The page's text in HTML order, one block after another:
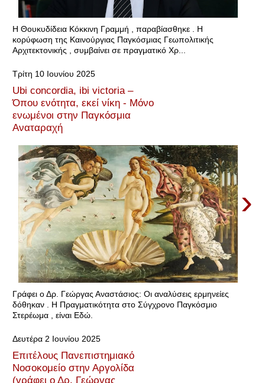
Η Θουκυδίδεια Κόκκινη Γραμμή , παραβίασθηκε . Η
κορύφωση της Καινούργιας Παγκόσμιας Γεωπολιτικής
Αρχιτεκτονικής , συμβαίνει σε πραγματικό Χρ...
Τρίτη 10 Ιουνίου 2025
Ubi concordia, ibi victoria –
Όπου ενότητα, εκεί νίκη - Μόνο
ενωμένοι στην Παγκόσμια
Αναταραχή
›
Γράφει ο Δρ. Γεώργας Αναστάσιος: Οι αναλύσεις ερμηνείες
δόθηκαν . Η Πραγματικότητα στο Σύγχρονο Παγκόσμιο
Στερέωμα , είναι Εδώ.
Δευτέρα 2 Ιουνίου 2025
Επιτέλους Πανεπιστημιακό
Νοσοκομείο στην Αργολίδα
(γράφει ο Δρ. Γεώργας